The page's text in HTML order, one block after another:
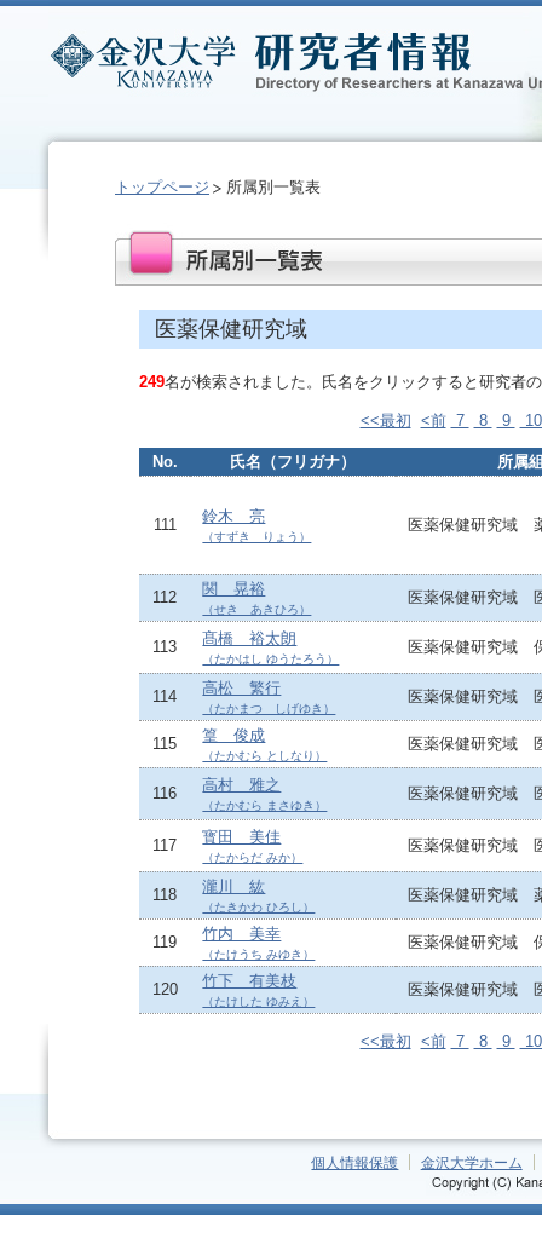
トップページ 所属別一覧表
医薬保健研究域
249名が検索されました。氏名をクリックすると研究者
<<最初 <前 7 8 9
No. 氏名（フリガナ） 所属
111 鈴木 亮
（すずき りょう）
医薬保健研究域
112 関 晃裕
（せき あきひろ）
医薬保健研究域
113 髙橋 裕太朗
（たかはし ゆうたろう）
医薬保健研究域
114 高松 繁行
（たかまつ しげゆき）
医薬保健研究域
115 篁 俊成
（たかむら としなり）
医薬保健研究域
116 高村 雅之
（たかむら まさゆき）
医薬保健研究域
117 寳田 美佳
（たからだ みか）
医薬保健研究域
118 瀧川 紘
（たきかわ ひろし）
医薬保健研究域
119 竹内 美幸
（たけうち みゆき）
医薬保健研究域
120 竹下 有美枝
（たけした ゆみえ）
医薬保健研究域
<<最初 <前 7 8 9
個人情報保護 金沢大学ホーム